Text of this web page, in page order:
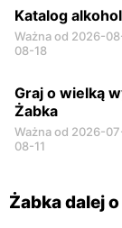
Katalog
Ważna od 2026-
08-18
Graj o wielką
Żabka
Ważna od 2026-
08-11
Żabka dalej